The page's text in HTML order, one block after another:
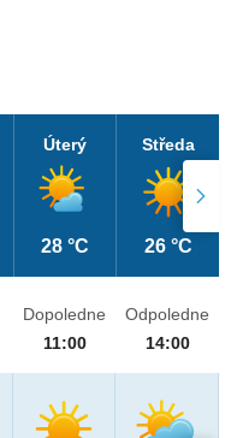
Úterý
28 °C
Středa
26 °C
Dopoledne
11:00
Odpoledne
14:00